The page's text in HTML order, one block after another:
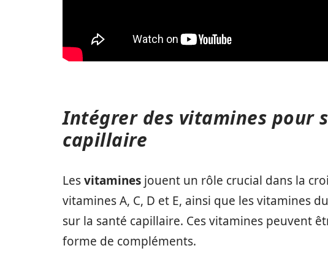
Intégrer des vitamines pour
capillaire
Lesvitamines jouent un rôle crucial dans la
vitamines A, C, D et E, ainsi que les vitamines
sur la santé capillaire. Ces vitamines peuvent
forme de compléments.